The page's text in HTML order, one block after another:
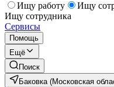
Ищу работу
Ищу
Ищу сотрудника
Сервисы
Помощь
Ещё
Поиск
Баковка (Московская